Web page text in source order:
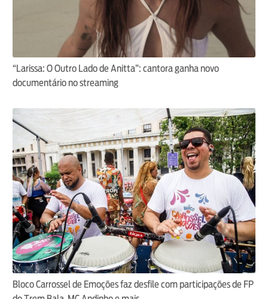
“Larissa: O Outro Lado de Anitta”: cantora ganha novo
documentário no streaming
Bloco Carrossel de Emoções faz desfile com participações de FP